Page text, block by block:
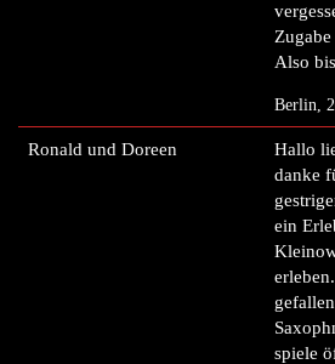
Also
Berlin,
Ronald und Doreen
Hallo
danke
ein
spiele